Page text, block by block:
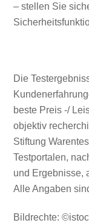
– stellen Sie
Die
beste Preis -/
objektiv
Stiftung
Testportalen,
und Ergebnisse,
Alle Angaben
Bildrechte: